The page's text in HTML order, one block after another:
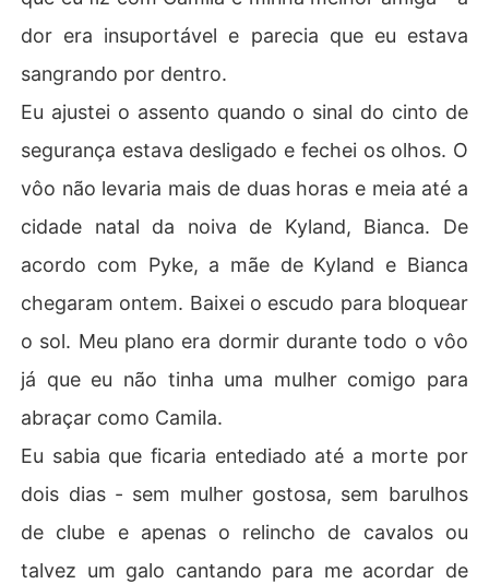
dor era insuportável e parecia que eu estava
sangrando por dentro.
Eu ajustei o assento quando o sinal do cinto de
segurança estava desligado e fechei os olhos. O
vôo não levaria mais de duas horas e meia até a
cidade natal da noiva de Kyland, Bianca. De
acordo com Pyke, a mãe de Kyland e Bianca
chegaram ontem. Baixei o escudo para bloquear
o sol. Meu plano era dormir durante todo o vôo
já que eu não tinha uma mulher comigo para
abraçar como Camila.
Eu sabia que ficaria entediado até a morte por
dois dias - sem mulher gostosa, sem barulhos
de clube e apenas o relincho de cavalos ou
talvez um galo cantando para me acordar de